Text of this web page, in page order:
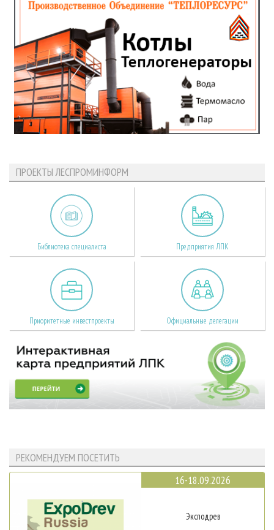
ПРОЕКТЫ ЛЕСПРОМИНФОРМ
Библиотека специалиста Предприятия ЛПК
Приоритетные инвестпроекты Официальные делегации
РЕКОМЕНДУЕМ ПОСЕТИТЬ
16-18.09.2026
Эксподрев